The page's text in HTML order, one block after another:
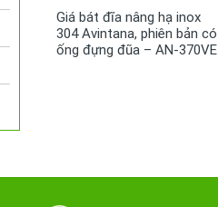
Giá bát đĩa nâng hạ inox
304 Avintana, phiên bản có
ống đựng đũa – AN-370VE